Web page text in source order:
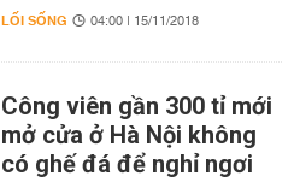
LỐI SỐNG 04:00 | 15/11/2018
Công viên gần 300 tỉ mới
mở cửa ở Hà Nội không
có ghế đá để nghỉ ngơi